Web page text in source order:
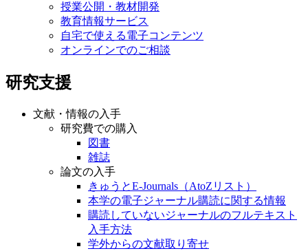
授業公開・教材開発
教育情報サービス
自宅で使える電子コンテンツ
オンラインでのご相談
研究支援
文献・情報の入手
研究費での購入
図書
雑誌
論文の入手
きゅうとE-Journals（AtoZリスト）
本学の電子ジャーナル購読に関する情報
購読していないジャーナルのフルテキスト
入手方法
学外からの文献取り寄せ